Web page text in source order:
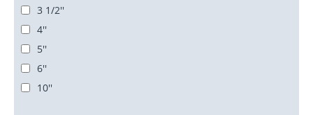
3 1/2''
4''
5''
6''
10''